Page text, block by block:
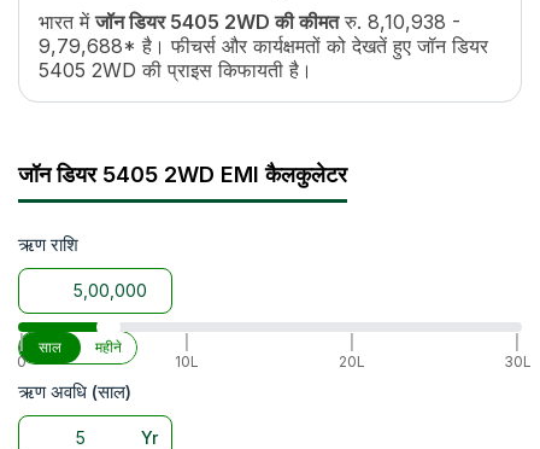
स्टीयरिंग
Power Steering , Tilt steering : tiltable
टर्निंग रेडियस
3181 MM
ईंधन टैंक क्षमता
68 Lit
लंबाई
3515 MM
व्हील बेस
ट्रैक्टर वजन
2280 KG
उठाने की क्षमता
टायर साइज
व्हील ड्राइव
वारंटी
5000 Hour or 5 Year
एक्सेसरीज
Canopy , Ballast Weight , Hitch ,
बैटरी
अल्टरनेटर
भारत मेंजॉन डियर 5405 2WD की कीमतरु. 8,10,938 -
9,79,688* है। फीचर्स और कार्यक्षमतों को देखतें हुए जॉन डियर
5405 2WD की प्राइस किफायती है।
इसमें आपको 2WD प्रकार का व्हील ड्राइव सिस्टम मिलता है।
ड्राइव की मदद से यह ट्रैक्टर कृषि से जुड़े हर ज़रूरी कामों जैसे
जुताई, बीजो की बुआई, और फसलों की कटाई को अच्छे से कर
सकता है।
इसके साथ-साथ, जॉन डियर 5405 2WD सभी कृषि इम्प्लीमेंट्स
जैसे कल्टीवेटर, रोटावेटर, प्लाऊ, आदि के साथ आसानी से काम कर
सकता है।
जॉन डियर 5405 2WD EMI कैलकुलेटर
ऋण राशि
|
0
10L
20L
30L
साल महीने
ऋण अवधि (साल)
Yr